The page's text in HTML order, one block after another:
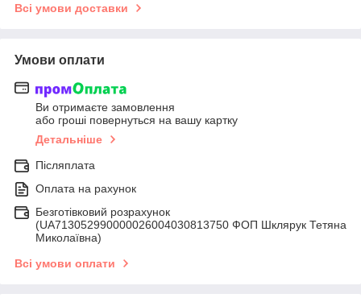
Всі умови доставки
Умови оплати
Ви отримаєте замовлення
або гроші повернуться на вашу картку
Детальніше
Післяплата
Оплата на рахунок
Безготівковий розрахунок
(UA713052990000026004030813750 ФОП Шклярук Тетяна
Миколаївна)
Всі умови оплати